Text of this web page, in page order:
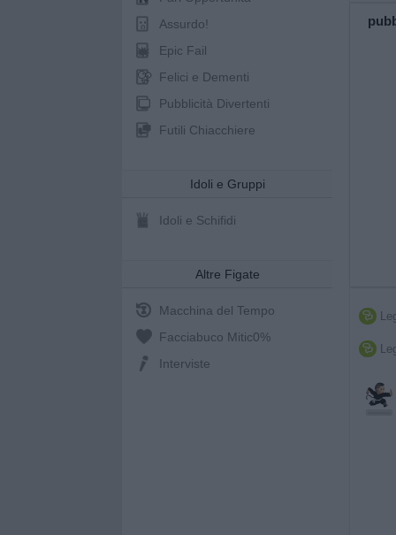
Assurdo!
Epic Fail
Felici e Dementi
Pubblicità Divertenti
Futili Chiacchiere
Idoli e Gruppi
Idoli e Schifidi
Altre Figate
Macchina del Tempo
Facciabuco Mitic0%
Interviste

